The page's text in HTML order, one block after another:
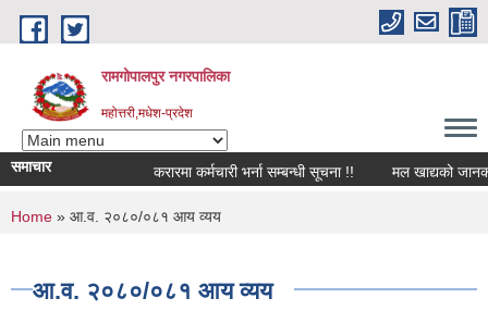
Skip to main content
रामगोपालपुर नगरपालिका
महोत्तरी,मधेश-प्रदेश
समाचार करारमा कर्मचारी भर्ना सम्बन्धी सूचना !! मल खाद्यको
You are here
Home » आ.व. २०८०/०८१ आय व्यय
आ.व. २०८०/०८१ आय व्यय